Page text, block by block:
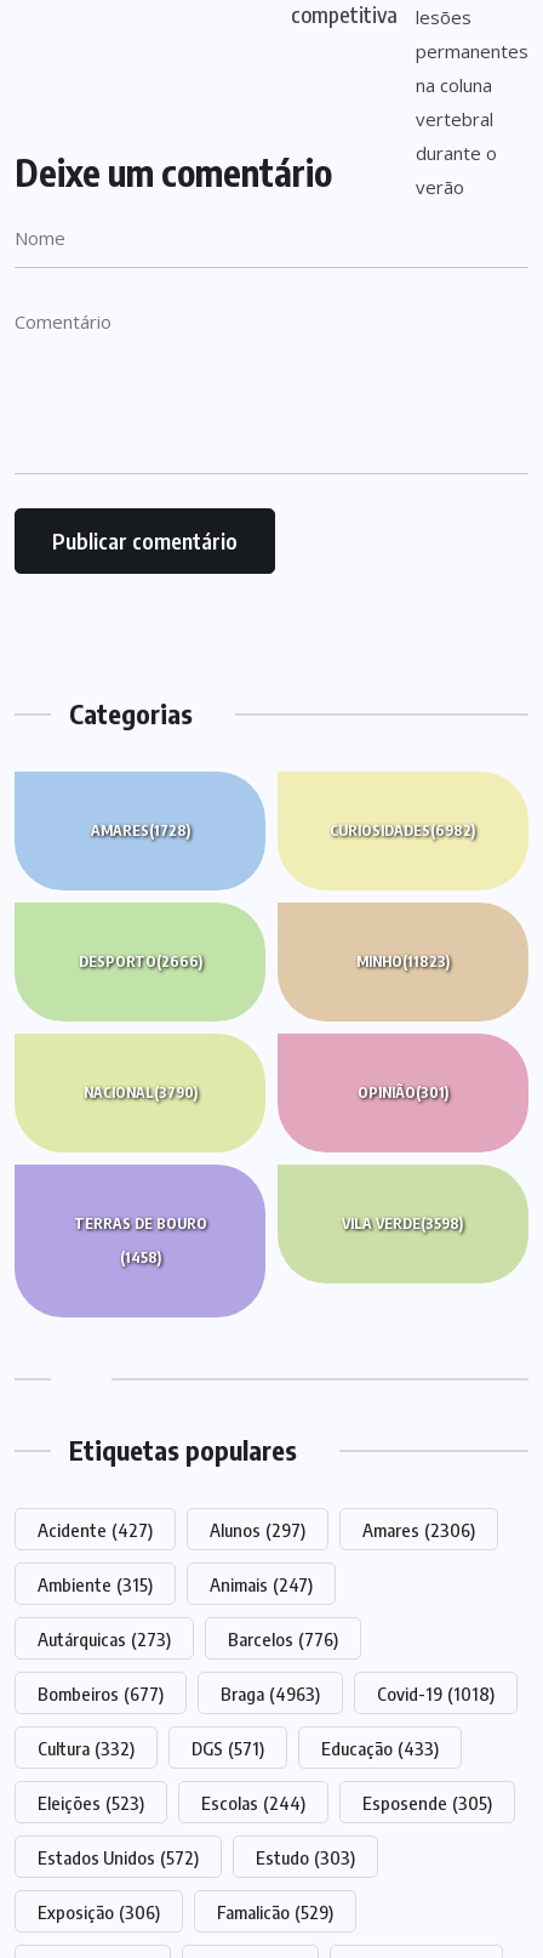
competitiva
Deixe um comentário
Categorias
AMARES(1728) CURIOSIDADES(6982)
DESPORTO(2666) MINHO(11823)
NACIONAL(3790) OPINIÃO(301)
TERRAS DE BOURO
(1458)
VILA VERDE(3598)
Etiquetas populares
Acidente (427) Alunos (297) Amares (2306)
Ambiente (315) Animais (247)
Autárquicas (273) Barcelos (776)
Bombeiros (677) Braga (4963) Covid-19 (1018)
Cultura (332) DGS (571) Educação (433)
Eleições (523) Escolas (244) Esposende (305)
Estados Unidos (572) Estudo (303)
Exposição (306) Famalicão (529)